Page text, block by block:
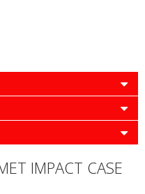
IMPACT CASE